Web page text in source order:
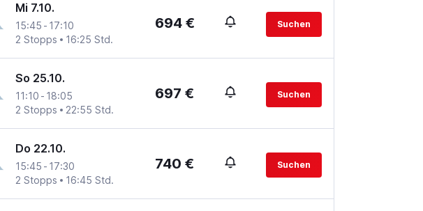
Mi 7.10.
15:45 - 17:10
2 Stopps
16:25 Std.
694 € Suchen
So 25.10.
11:10 - 18:05
2 Stopps
22:55 Std.
697 € Suchen
Do 22.10.
15:45 - 17:30
2 Stopps
16:45 Std.
740 € Suchen